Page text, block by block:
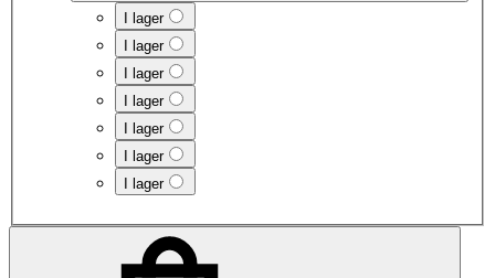
I lager
I lager
I lager
I lager
I lager
I lager
I lager